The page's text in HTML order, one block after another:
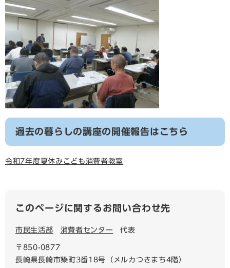
過去の暮らしの講座の開催報告はこちら​
令和7年度夏休みこども消費者教室
このページに関するお問い合わせ先
市民生活部 消費者センター 代表
〒850-0877
長崎県長崎市築町3番18号（メルカつきまち4階）